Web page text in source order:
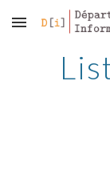
Skip to main